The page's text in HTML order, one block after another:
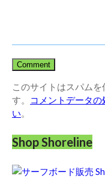
このサイトはスパム
す。
コメントデータ
い。
Shop Shoreline